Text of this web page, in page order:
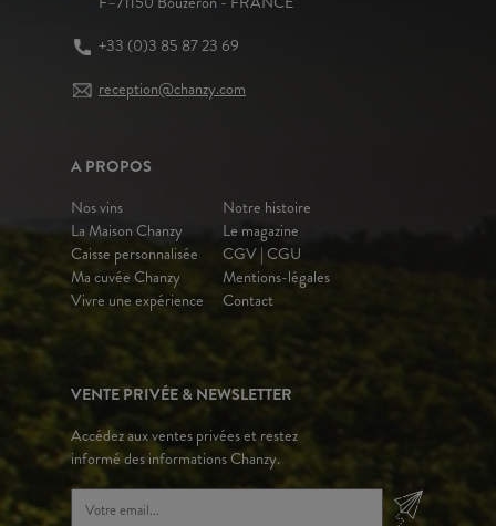
+33 (0)3 85 87 23 69
reception@chanzy.com
A PROPOS
Nos vins
La Maison Chanzy
Caisse personnalisée
Ma cuvée Chanzy
Vivre une expérience
Notre histoire
Le magazine
CGV | CGU
Mentions-légales
Contact
VENTE PRIVÉE & NEWSLETTER
Accédez aux ventes privées et restez
informé des informations Chanzy.